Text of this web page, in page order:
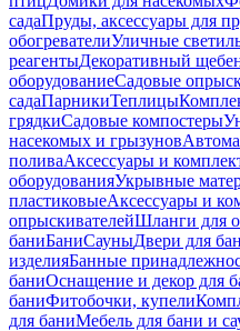
садаПруды, аксессуары для
обогревателиУличные
реагентыДекоративный
оборудованиеСадовые
садаПарникиТеплицы
грядкиСадовые компостеры
насекомых и грызунов
поливаАксессуары и
оборудованияУкрывные
пластиковыеАксессуары и
опрыскивателейШланги для
баниБаниСауныДвери для
изделияБанные
баниОснащение и декор для
баниФитобочки, купели
для баниМебель для бани и